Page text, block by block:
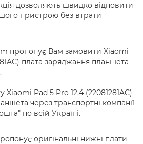
дозволяють швидко відновити
пристрою без втрати
пропонує Вам замовити Xiaomi
плата заряджання планшета
Xiaomi Pad 5 Pro 12.4 (22081281AC)
через транспортні компанії
по всій Україні.
оригінальні нижні плати